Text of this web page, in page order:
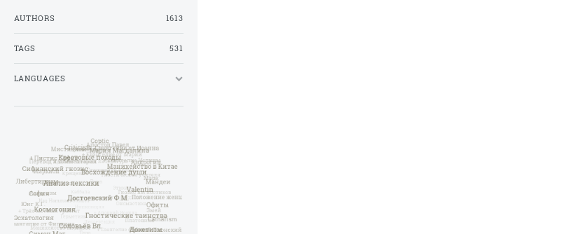
AUTHORS 1613
TAGS 531
LANGUAGES